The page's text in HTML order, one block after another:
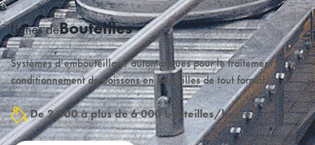
Lignes deBouteilles
Systèmes d’embouteillage automatiques pour le traitement et le
conditionnement de boissons en bouteilles de tout format.
De 2 500 à plus de 6 000 bouteilles/heure